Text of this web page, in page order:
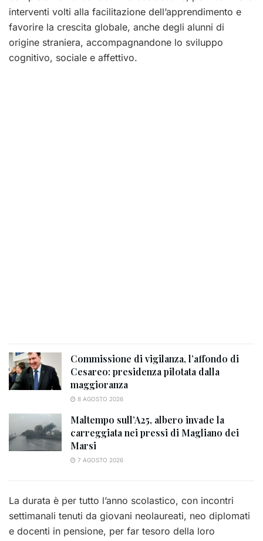
interventi volti alla facilitazione dell’apprendimento e
favorire la crescita globale, anche degli alunni di
origine straniera, accompagnandone lo sviluppo
cognitivo, sociale e affettivo.
Commissione di vigilanza, l’affondo di
Cesareo: presidenza pilotata dalla
maggioranza
8 AGOSTO 2026
Maltempo sull’A25, albero invade la
carreggiata nei pressi di Magliano dei
Marsi
7 AGOSTO 2026
La durata è per tutto l’anno scolastico, con incontri
settimanali tenuti da giovani neolaureati, neo diplomati
e docenti in pensione, per far tesoro della loro